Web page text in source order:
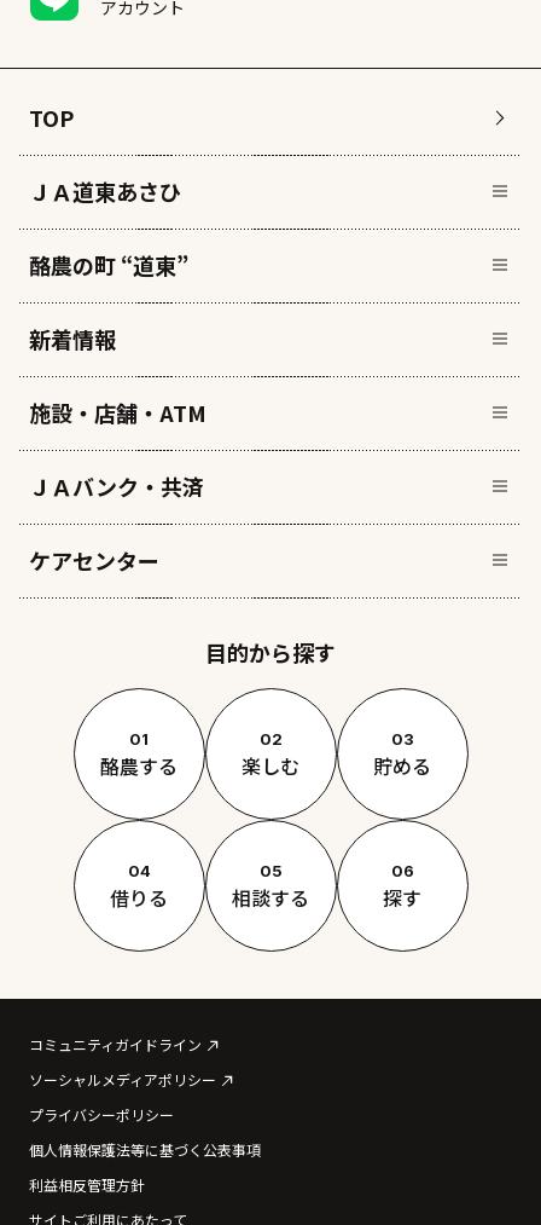
アカウント
TOP
ＪＡ道東あさひ
酪農の町 “道東”
新着情報
施設・店舗・ATM
ＪＡバンク・共済
ケアセンター
目的から探す
01
酪農する
02
楽しむ
03
貯める
04
借りる
05
相談する
06
探す
コミュニティガイドライン
ソーシャルメディアポリシー
プライバシーポリシー
個人情報保護法等に基づく公表事項
利益相反管理方針
サイトご利用にあたって